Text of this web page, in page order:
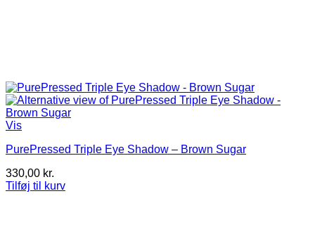
Vis
PurePressed Triple Eye Shadow – Brown Sugar
330,00 kr.
Tilføj til kurv